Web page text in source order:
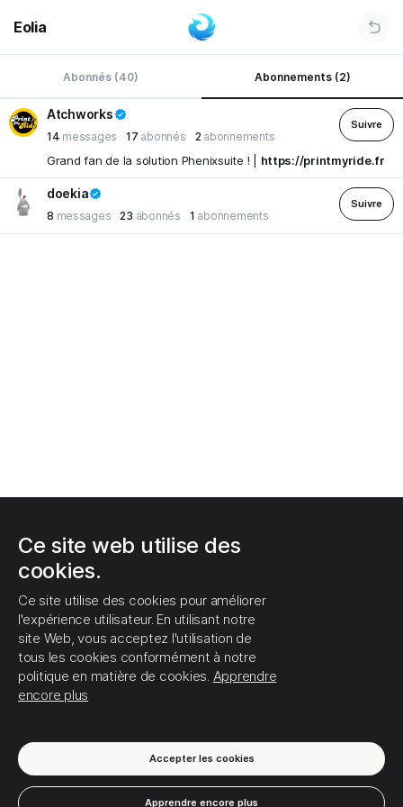
Eolia
Abonnés (40) Abonnements (2)
Atchworks
14 messages 17 abonnés 2 abonnements
Suivre
Grand fan de la solution Phenixsuite ! | https://printmyride.fr
doekia
8 messages 23 abonnés 1 abonnements
Suivre
Ce site web utilise des
cookies.
Ce site utilise des cookies pour améliorer
l'expérience utilisateur. En utilisant notre
site Web, vous acceptez l'utilisation de
tous les cookies conformément à notre
politique en matière de cookies. Apprendre
encore plus
Accepter les cookies
Apprendre encore plus